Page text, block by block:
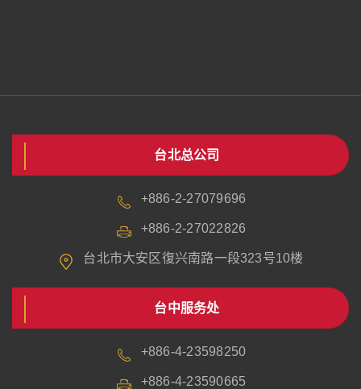
台北总公司
+886-2-27079696
+886-2-27022826
台北市大安区復兴南路一段323号10楼
台中服务处
+886-4-23598250
+886-4-23590665